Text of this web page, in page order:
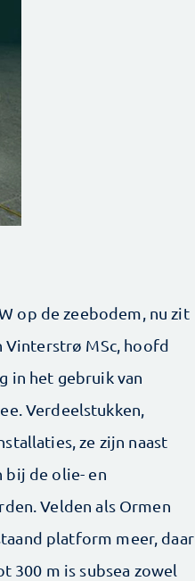
op de zeebodem, nu zit
Vinterstrø MSc, hoofd
in het gebruik van
Verdeelstukken,
ze zijn naast
bij de olie- en
Velden als Ormen
platform meer, daar
300 m is subsea zowel